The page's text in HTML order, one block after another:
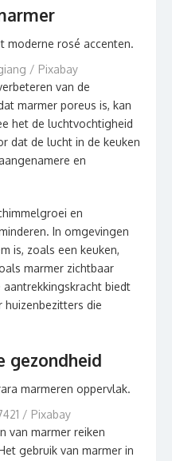
/ Pixabay
van de
marmer poreus is, kan
het de luchtvochtigheid
dat de lucht in de keuken
en
en
In omgevingen
is, zoals een keuken,
marmer zichtbaar
biedt
die
gezondheid
/ Pixabay
van marmer reiken
gebruik van marmer in